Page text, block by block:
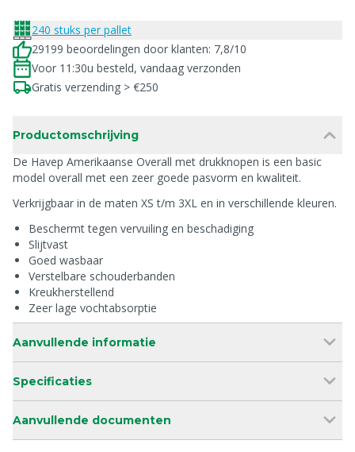
240 stuks per pallet
29199 beoordelingen door klanten: 7,8/10
Voor 11:30u besteld, vandaag verzonden
Gratis verzending > €250
Productomschrijving
De Havep Amerikaanse Overall met drukknopen is een basic
model overall met een zeer goede pasvorm en kwaliteit.
Verkrijgbaar in de maten XS t/m 3XL en in verschillende kleuren.
Beschermt tegen vervuiling en beschadiging
Slijtvast
Goed wasbaar
Verstelbare schouderbanden
Kreukherstellend
Zeer lage vochtabsorptie
Aanvullende informatie
Specificaties
Aanvullende documenten